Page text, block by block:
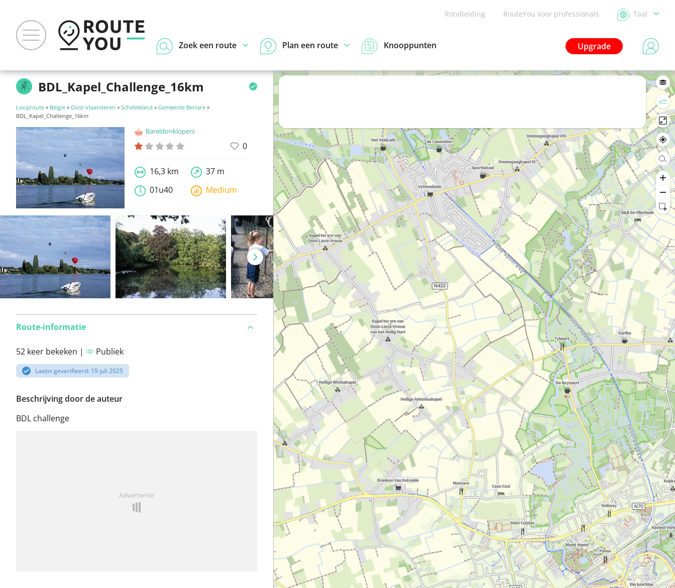
Rondleiding RouteYou voor professionals Taal
Upgrade
Zoek een route Plan een route Knooppunten
BDL_Kapel_Challenge_16km
Looproute » België » Oost-Vlaanderen » Scheldeland » Gemeente Berlare »
BDL_Kapel_Challenge_16km
Bareldonklopers
0
16,3 km
37 m
01u40
Medium
Route-informatie
52 keer bekeken | Publiek
Laatst geverifieerd: 19 juli 2025
Beschrijving door de auteur
BDL challenge
Advertentie